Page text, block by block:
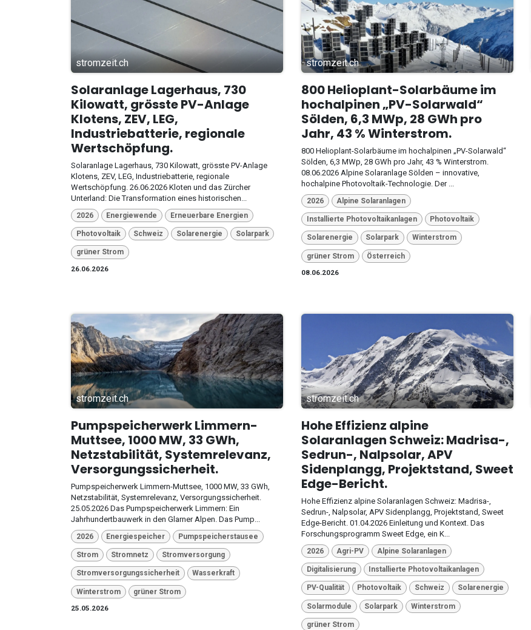
stromzeit.ch
Solaranlage Lagerhaus, 730
Kilowatt, grösste PV-Anlage
Klotens, ZEV, LEG,
Industriebatterie, regionale
Wertschöpfung.
Solaranlage Lagerhaus, 730 Kilowatt, grösste PV-Anlage
Klotens, ZEV, LEG, Industriebatterie, regionale
Wertschöpfung. 26.06.2026 Kloten und das Zürcher
Unterland: Die Transformation eines historischen...
2026 Energiewende Erneuerbare Energien
Photovoltaik Schweiz Solarenergie Solarpark
grüner Strom
26.06.2026
stromzeit.ch
800 Helioplant-Solarbäume im
hochalpinen „PV-Solarwald“
Sölden, 6,3 MWp, 28 GWh pro
Jahr, 43 % Winterstrom.
800 Helioplant-Solarbäume im hochalpinen „PV-Solarwald“
Sölden, 6,3 MWp, 28 GWh pro Jahr, 43 % Winterstrom.
08.06.2026 Alpine Solaranlage Sölden – innovative,
hochalpine Photovoltaik-Technologie. Der ...
2026 Alpine Solaranlagen
Installierte Photovoltaikanlagen Photovoltaik
Solarenergie Solarpark Winterstrom
grüner Strom
Österreich
08.06.2026
stromzeit.ch
Pumpspeicherwerk Limmern-
Muttsee, 1000 MW, 33 GWh,
Netzstabilität, Systemrelevanz,
Versorgungssicherheit.
Pumpspeicherwerk Limmern-Muttsee, 1000 MW, 33 GWh,
Netzstabilität, Systemrelevanz, Versorgungssicherheit.
25.05.2026 Das Pumpspeicherwerk Limmern: Ein
Jahrhundertbauwerk in den Glarner Alpen. Das Pump...
2026 Energiespeicher Pumpspeicherstausee
Strom Stromnetz Stromversorgung
Stromversorgungssicherheit Wasserkraft
Winterstrom
grüner Strom
25.05.2026
stromzeit.ch
Hohe Effizienz alpine
Solaranlagen Schweiz: Madrisa-,
Sedrun-, Nalpsolar, APV
Sidenplangg, Projektstand, Sweet
Edge-Bericht.
Hohe Effizienz alpine Solaranlagen Schweiz: Madrisa-,
Sedrun-, Nalpsolar, APV Sidenplangg, Projektstand, Sweet
Edge-Bericht. 01.04.2026 Einleitung und Kontext. Das
Forschungsprogramm Sweet Edge, ein K...
2026 Agri-PV Alpine Solaranlagen
Digitalisierung Installierte Photovoltaikanlagen
PV-Qualität Photovoltaik Schweiz Solarenergie
Solarmodule Solarpark Winterstrom
grüner Strom